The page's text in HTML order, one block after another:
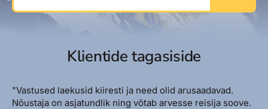
Klientide tagasiside
"Vastused laekusid kiiresti ja need olid arusaadavad.
Nõustaja on asjatundlik ning võtab arvesse reisija soove.